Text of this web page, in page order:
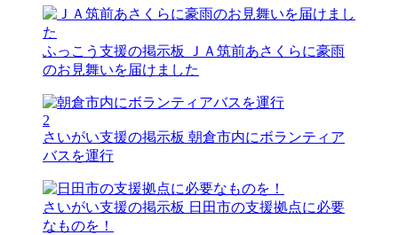
ふっこう支援の掲示板
ＪＡ筑前あさくらに豪雨
のお見舞いを届けました
2
さいがい支援の掲示板 朝倉市内にボランティア
バスを運行
さいがい支援の掲示板 日田市の支援拠点に必要
なものを！